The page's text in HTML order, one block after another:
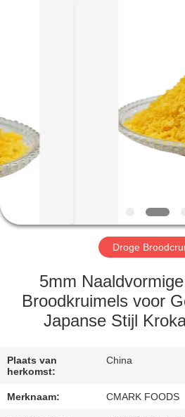
PRODUCTEN
OVER
ONS
FABRIEKSTOUR
NEEM
MET
ONS
Droge
5mm
Broodkruimels voor
Japanse Stijl
Plaats van
herkomst:
China
Merknaam: CMARK FOODS